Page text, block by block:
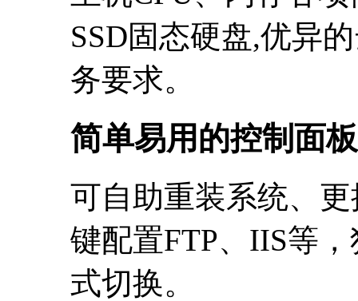
SSD固态硬盘,优异
务要求。
简单易用的控制面板
可自助重装系统、
键配置FTP、IIS等
式切换。